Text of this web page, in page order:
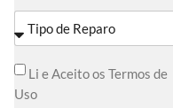
Li e Aceito os Termos de
Uso